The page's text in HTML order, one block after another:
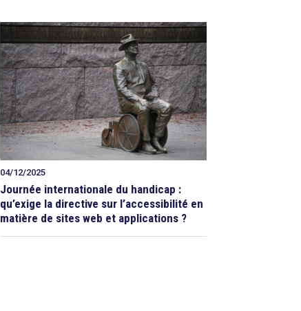
04/12/2025
Journée internationale du handicap :
qu’exige la directive sur l’accessibilité en
matière de sites web et applications ?